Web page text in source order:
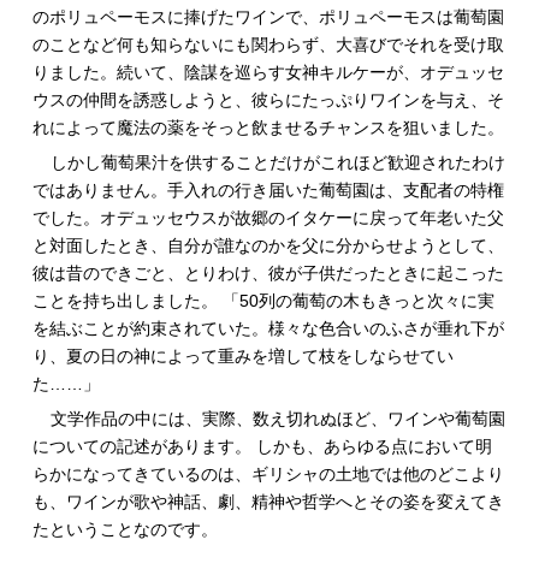
のポリュペーモスに捧げたワインで、ポリュペーモスは葡萄園
のことなど何も知らないにも関わらず、大喜びでそれを受け取
りました。続いて、陰謀を巡らす女神キルケーが、オデュッセ
ウスの仲間を誘惑しようと、彼らにたっぷりワインを与え、そ
れによって魔法の薬をそっと飲ませるチャンスを狙いました。
しかし葡萄果汁を供することだけがこれほど歓迎されたわけ
ではありません。手入れの行き届いた葡萄園は、支配者の特権
でした。オデュッセウスが故郷のイタケーに戻って年老いた父
と対面したとき、自分が誰なのかを父に分からせようとして、
彼は昔のできごと、とりわけ、彼が子供だったときに起こった
ことを持ち出しました。 「50列の葡萄の木もきっと次々に実
を結ぶことが約束されていた。様々な色合いのふさが垂れ下が
り、夏の日の神によって重みを増して枝をしならせてい
た……」
文学作品の中には、実際、数え切れぬほど、ワインや葡萄園
についての記述があります。 しかも、あらゆる点において明
らかになってきているのは、ギリシャの土地では他のどこより
も、ワインが歌や神話、劇、精神や哲学へとその姿を変えてき
たということなのです。